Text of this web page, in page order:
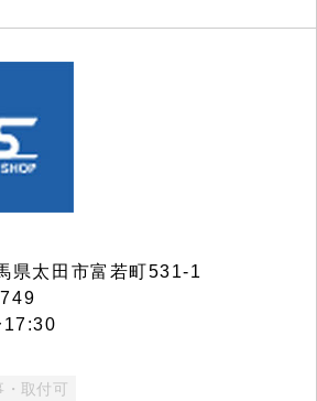
太田市富若町531-1
17:30
・取付可